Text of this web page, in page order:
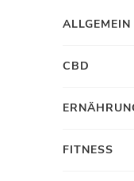
ALLGEMEIN
CBD
FITNESS